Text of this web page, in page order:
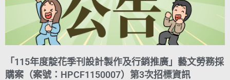
「115年度靛花季刊設計製作及行銷推廣」藝文勞務採
購案（案號：HPCF1150007）第3次招標資訊